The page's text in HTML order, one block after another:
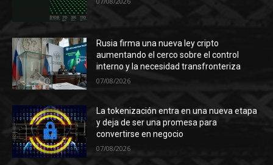
Rusia firma una nueva ley cripto
aumentando el cerco sobre el control
interno y la necesidad transfronteriza
07/08/2026
La tokenización entra en una nueva etapa
y deja de ser una promesa para
convertirse en negocio
07/08/2026